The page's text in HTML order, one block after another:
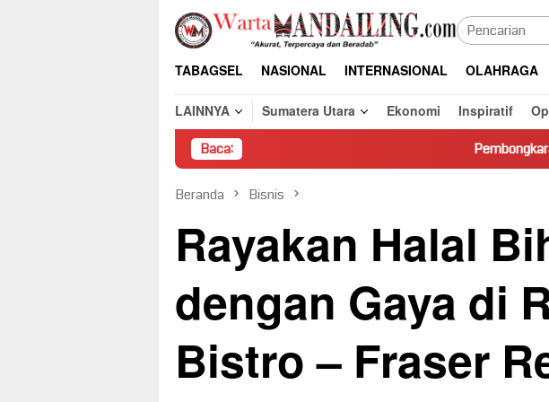
Loncat
konten
TABAGSEL NASIONAL INTERNASIONAL OLAHRAGA
LAINNYA
Sumatera Utara Ekonomi Inspiratif
Baca: Pembongkaran Paksa
Beranda Bisnis
Rayakan Halal
dengan Gaya di
Bistro – Fraser